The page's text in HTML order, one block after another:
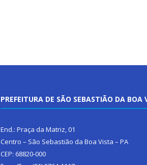
PREFEITURA DE SÃO SEBASTIÃO DA BOA
End.: Praça da Matriz, 01
Centro – São Sebastião da Boa Vista – PA
CEP: 68820-000